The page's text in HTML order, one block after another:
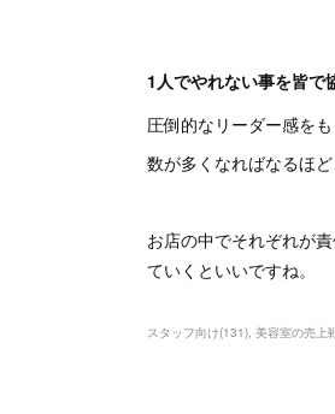
1人でやれない事を皆で
圧倒的なリーダー感を
数が多くなればなるほ
お店の中でそれぞれが
ていくといいですね。
スタッフ向け(131) 美容室の売上